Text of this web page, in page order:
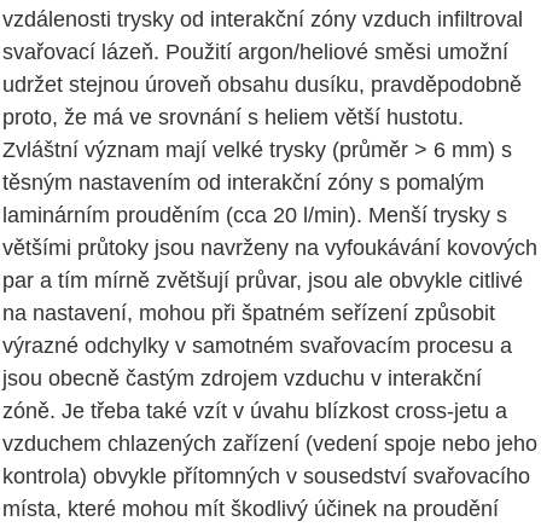
vzdálenosti trysky od interakční zóny vzduch infiltroval
svařovací lázeň. Použití argon/heliové směsi umožní
udržet stejnou úroveň obsahu dusíku, pravděpodobně
proto, že má ve srovnání s heliem větší hustotu.
Zvláštní význam mají velké trysky (průměr > 6 mm) s
těsným nastavením od interakční zóny s pomalým
laminárním prouděním (cca 20 l/min). Menší trysky s
většími průtoky jsou navrženy na vyfoukávání kovových
par a tím mírně zvětšují průvar, jsou ale obvykle citlivé
na nastavení, mohou při špatném seřízení způsobit
výrazné odchylky v samotném svařovacím procesu a
jsou obecně častým zdrojem vzduchu v interakční
zóně. Je třeba také vzít v úvahu blízkost cross-jetu a
vzduchem chlazených zařízení (vedení spoje nebo jeho
kontrola) obvykle přítomných v sousedství svařovacího
místa, které mohou mít škodlivý účinek na proudění